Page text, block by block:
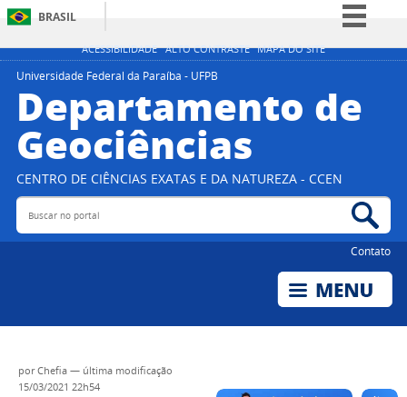
ACESSIBILIDADE ALTO CONTRASTE MAPA DO SITE
BRASIL
Simplifique!
Participe
Universidade Federal da Paraíba - UFPB
Departamento de
Geociências
CENTRO DE CIÊNCIAS EXATAS E DA NATUREZA - CCEN
Buscar no portal
Contato
porChefia — última modificação
15/03/2021 22h54